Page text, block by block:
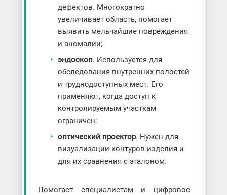
дефектов. Многократно
увеличивает область, помогает
выявить мельчайшие повреждения
и аномалии;
эндоскоп. Используется для
обследования внутренних полостей
и труднодоступных мест. Его
применяют, когда доступ к
контролируемым участкам
ограничен;
оптический проектор. Нужен для
визуализации контуров изделия и
для их сравнения с эталоном.
Помогает специалистам и цифровое